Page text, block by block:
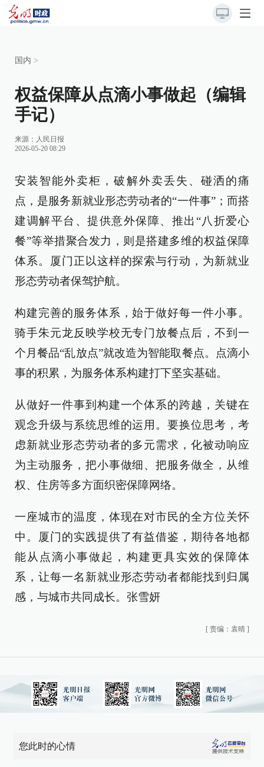
国内 >
权益保障从点滴小事做起（编辑
手记）
来源： 人民日报
2026-05-20 08:29
安装智能外卖柜，破解外卖丢失、碰洒的痛
点，是服务新就业形态劳动者的“一件事”；而搭
建调解平台、提供意外保障、推出“八折爱心
餐”等举措聚合发力，则是搭建多维的权益保障
体系。厦门正以这样的探索与行动，为新就业
形态劳动者保驾护航。
构建完善的服务体系，始于做好每一件小事。
骑手朱元龙反映学校无专门放餐点后，不到一
个月餐品“乱放点”就改造为智能取餐点。点滴小
事的积累，为服务体系构建打下坚实基础。
从做好一件事到构建一个体系的跨越，关键在
观念升级与系统思维的运用。要换位思考，考
虑新就业形态劳动者的多元需求，化被动响应
为主动服务，把小事做细、把服务做全，从维
权、住房等多方面织密保障网络。
一座城市的温度，体现在对市民的全方位关怀
中。厦门的实践提供了有益借鉴，期待各地都
能从点滴小事做起，构建更具实效的保障体
系，让每一名新就业形态劳动者都能找到归属
感，与城市共同成长。张雪妍
[ 责编：袁晴 ]
您此时的心情